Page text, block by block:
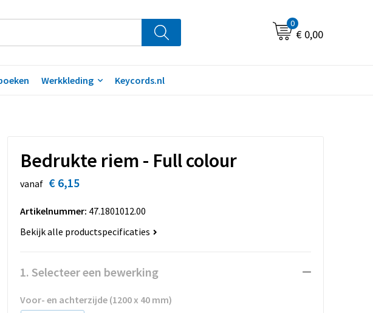
0
€ 0,00
Werkkleding Keycords.nl
Bedrukte riem - Full colour
vanaf € 6,15
Artikelnummer: 47.1801012.00
Bekijk alle productspecificaties
1. Selecteer een bewerking
Voor- en achterzijde (1200 x 40 mm)